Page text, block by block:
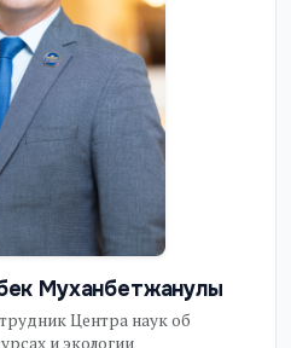
Муханбетжанулы
Центра наук об
и экологии